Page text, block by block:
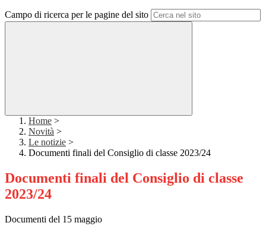
Campo di ricerca per le pagine del sito
Home >
Novità >
Le notizie >
Documenti finali del Consiglio di classe 2023/24
Documenti finali del Consiglio di classe
2023/24
Documenti del 15 maggio